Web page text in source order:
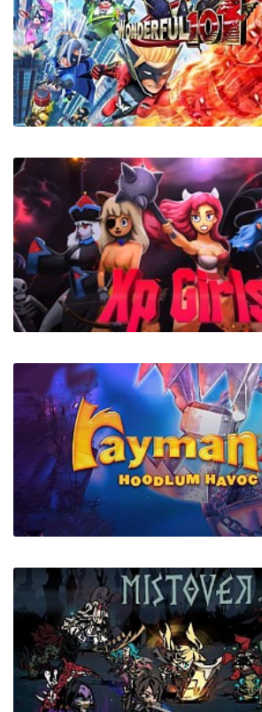
Assassin's Creed 2
The Wonderful 101:
XP Girls
Rayman 3: Hoodlum